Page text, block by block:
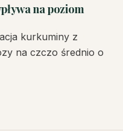
na poziom
kurkuminy z
na czczo średnio o